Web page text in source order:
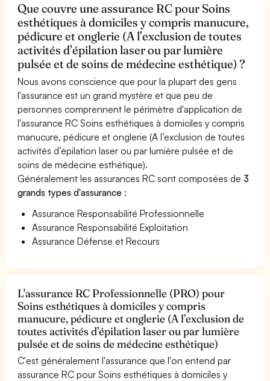
Que couvre une assurance RC pour Soins
esthétiques à domiciles y compris manucure,
pédicure et onglerie (A l’exclusion de toutes
activités d’épilation laser ou par lumière
pulsée et de soins de médecine esthétique) ?
Nous avons conscience que pour la plupart des gens
l'assurance est un grand mystère et que peu de
personnes comprennent le périmètre d'application de
l'assurance RC Soins esthétiques à domiciles y compris
manucure, pédicure et onglerie (A l’exclusion de toutes
activités d’épilation laser ou par lumière pulsée et de
soins de médecine esthétique).
Généralement les assurances RC sont composées de3
grands types d'assurance :
Assurance Responsabilité Professionnelle
Assurance Responsabilité Exploitation
Assurance Défense et Recours
L'assurance RC Professionnelle (PRO) pour
Soins esthétiques à domiciles y compris
manucure, pédicure et onglerie (A l’exclusion de
toutes activités d’épilation laser ou par lumière
pulsée et de soins de médecine esthétique)
C'est généralement l'assurance que l'on entend par
assurance RC pour Soins esthétiques à domiciles y